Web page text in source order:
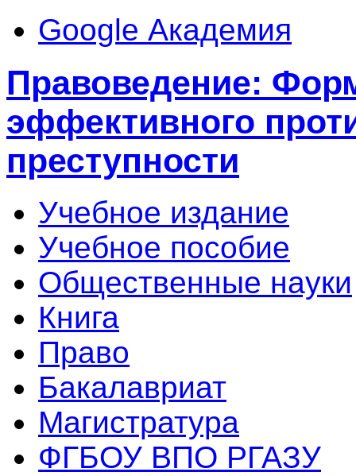
Google Академия
Правоведение:
эффективного
преступности
Учебное издание
Учебное пособие
Общественные науки
Книга
Право
Бакалавриат
Магистратура
ФГБОУ ВПО РГАЗУ